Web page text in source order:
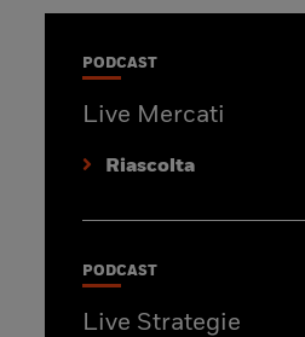
PODCAST
Live Mercati
Riascolta
PODCAST
Live Strategie